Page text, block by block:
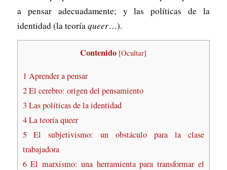
a pensar adecuadamente; y las políticas de la
identidad (la teoríaqueer…).
Contenido [Ocultar]
1 Aprender a pensar
2El cerebro: origen del pensamiento
3 Las políticas de la identidad
4La teoría queer
5 El subjetivismo: un obstáculo para la clase
trabajadora
6El marxismo: una herramienta para transformar el